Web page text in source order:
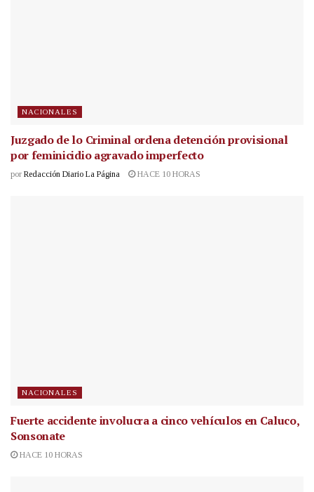
NACIONALES
Juzgado de lo Criminal ordena detención provisional
por feminicidio agravado imperfecto
por Redacción Diario La Página HACE 10 HORAS
NACIONALES
Fuerte accidente involucra a cinco vehículos en Caluco,
Sonsonate
HACE 10 HORAS